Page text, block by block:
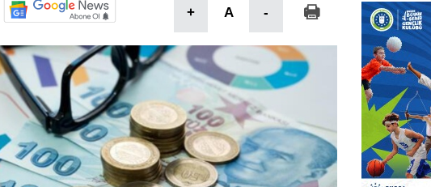
+ A -